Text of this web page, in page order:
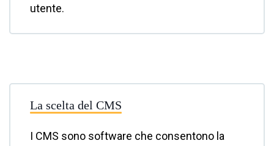
utente.
La scelta del CMS
I CMS sono software che consentono la